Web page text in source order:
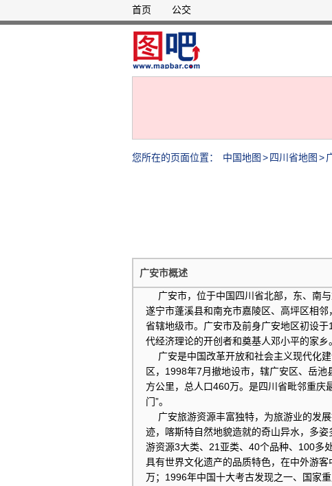
首页 公交
您所在的页面位置： 中国地图 > 四川省地图 >
广安市概述
广安市，位于中国四川省北部，东、南
遂宁市蓬溪县和南充市嘉陵区、高坪区相
省辖地级市。广安市及前身广安地区初设
代经济理论的开创者和奠基人邓小平的家乡。
广安是中国改革开放和社会主义现代化
区，1998年7月撤地设市，辖广安区、岳
方公里，总人口460万。是四川省毗邻重庆
门”。
广安旅游资源丰富独特，为旅游业的发
迹，喀斯特自然地貌造就的奇山异水，多
游资源3大类、21亚类、40个品种、100多
具有世界文化遗产的品质特色，在中外游
万；1996年中国十大考古发现之一、国家